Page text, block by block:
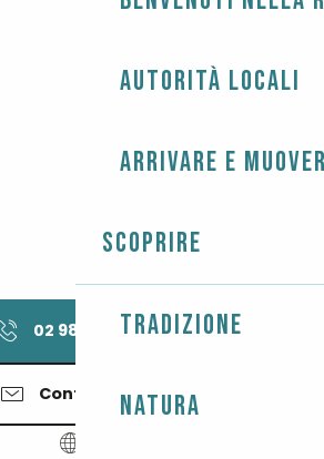
Autorità locali
Arrivare e
Scoprire
Tradizione
Natura
02 98 82 04 ▒▒
Contattateci